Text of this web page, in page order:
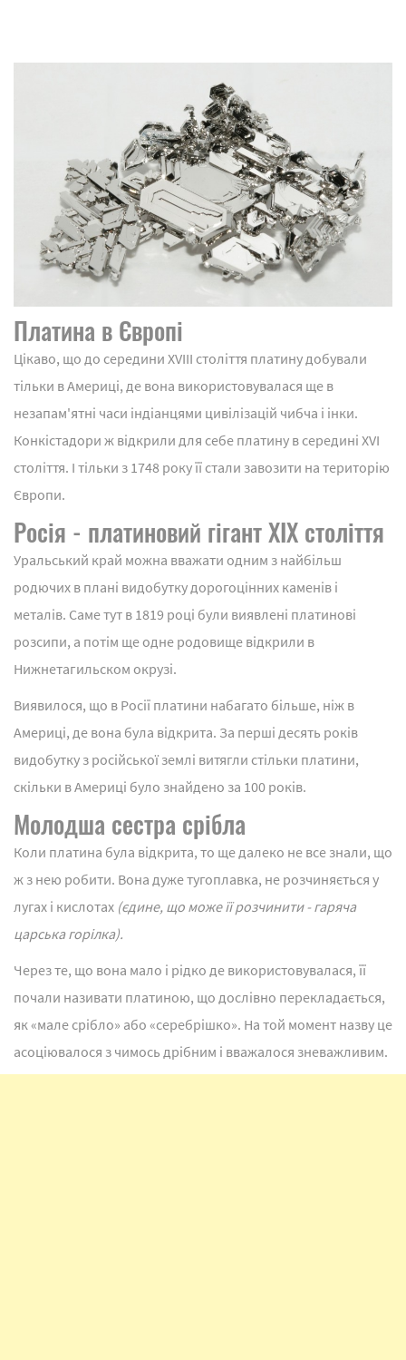
Платина в Європі
Цікаво, що до середини XVIII століття платину добували
тільки в Америці, де вона використовувалася ще в
незапам'ятні часи індіанцями цивілізацій чибча і інки.
Конкістадори ж відкрили для себе платину в середині XVI
століття. І тільки з 1748 року її стали завозити на територію
Європи.
Росія - платиновий гігант XIX століття
Уральський край можна вважати одним з найбільш
родючих в плані видобутку дорогоцінних каменів і
металів. Саме тут в 1819 році були виявлені платинові
розсипи, а потім ще одне родовище відкрили в
Нижнетагильском окрузі.
Виявилося, що в Росії платини набагато більше, ніж в
Америці, де вона була відкрита. За перші десять років
видобутку з російської землі витягли стільки платини,
скільки в Америці було знайдено за 100 років.
Молодша сестра срібла
Коли платина була відкрита, то ще далеко не все знали, що
ж з нею робити. Вона дуже тугоплавка, не розчиняється у
лугах і кислотах (єдине, що може її розчинити - гаряча
царська горілка).
Через те, що вона мало і рідко де використовувалася, її
почали називати платиною, що дослівно перекладається,
як «мале срібло» або «серебрішко». На той момент назву це
асоціювалося з чимось дрібним і вважалося зневажливим.